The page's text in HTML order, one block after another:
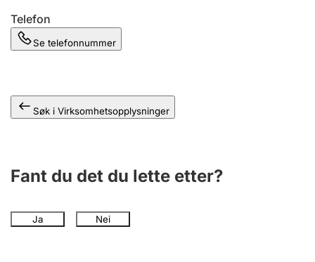
Telefon
Se telefonnummer
Søk i Virksomhetsopplysninger
Fant du det du lette etter?
Ja Nei